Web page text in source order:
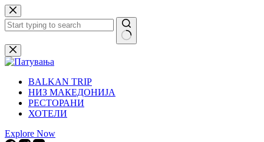
Skip
to
content
No
results
BALKAN TRIP
НИЗ МАКЕДОНИЈА
РЕСТОРАНИ
ХОТЕЛИ
Explore Now